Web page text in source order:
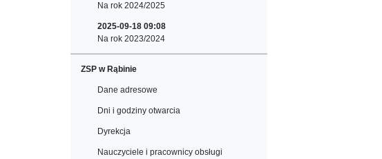
Na rok 2024/2025
2025-09-18 09:08
Na rok 2023/2024
ZSP w Rąbinie
Dane adresowe
Dni i godziny otwarcia
Dyrekcja
Nauczyciele i pracownicy obsługi